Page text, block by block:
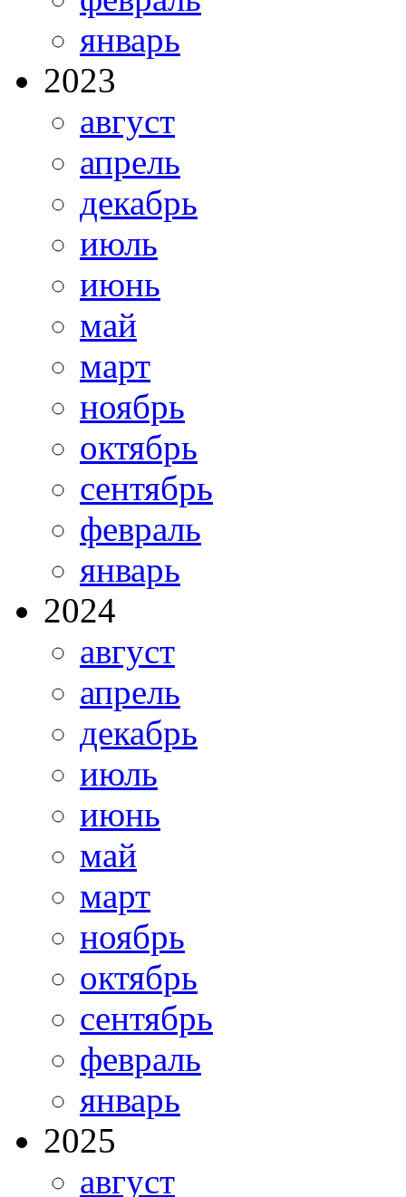
январь
2023
август
апрель
декабрь
июль
июнь
май
март
ноябрь
октябрь
сентябрь
февраль
январь
2024
август
апрель
декабрь
июль
июнь
май
март
ноябрь
октябрь
сентябрь
февраль
январь
2025
август